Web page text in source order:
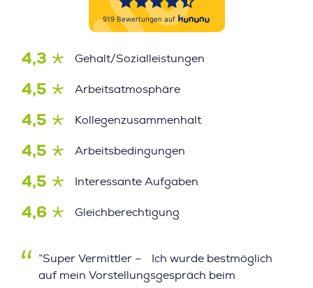
4,3 Gehalt/Sozialleistungen
4,5 Arbeitsatmosphäre
4,5 Kollegenzusammenhalt
4,5 Arbeitsbedingungen
4,5 Interessante Aufgaben
4,6 Gleichberechtigung
”Super Vermittler – Ich wurde bestmöglich
auf mein Vorstellungsgespräch beim